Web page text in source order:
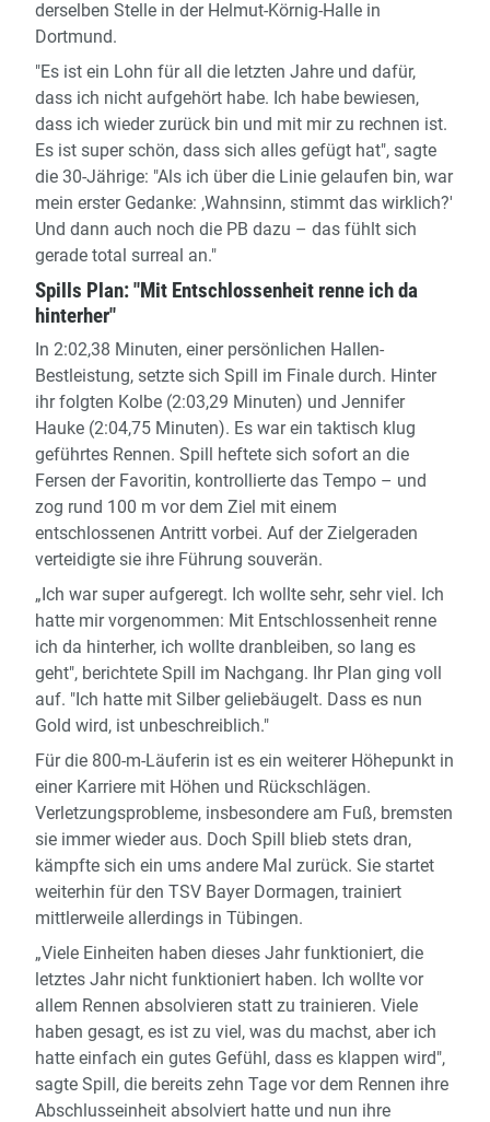
derselben Stelle in der Helmut-Körnig-Halle in
Dortmund.
"Es ist ein Lohn für all die letzten Jahre und dafür,
dass ich nicht aufgehört habe. Ich habe bewiesen,
dass ich wieder zurück bin und mit mir zu rechnen ist.
Es ist super schön, dass sich alles gefügt hat", sagte
die 30-Jährige: "Als ich über die Linie gelaufen bin, war
mein erster Gedanke: ‚Wahnsinn, stimmt das wirklich?'
Und dann auch noch die PB dazu – das fühlt sich
gerade total surreal an."
Spills Plan: "Mit Entschlossenheit renne ich da
hinterher"
In 2:02,38 Minuten, einer persönlichen Hallen-
Bestleistung, setzte sich Spill im Finale durch. Hinter
ihr folgten Kolbe (2:03,29 Minuten) und Jennifer
Hauke (2:04,75 Minuten). Es war ein taktisch klug
geführtes Rennen. Spill heftete sich sofort an die
Fersen der Favoritin, kontrollierte das Tempo – und
zog rund 100 m vor dem Ziel mit einem
entschlossenen Antritt vorbei. Auf der Zielgeraden
verteidigte sie ihre Führung souverän.
„Ich war super aufgeregt. Ich wollte sehr, sehr viel. Ich
hatte mir vorgenommen: Mit Entschlossenheit renne
ich da hinterher, ich wollte dranbleiben, so lang es
geht", berichtete Spill im Nachgang. Ihr Plan ging voll
auf. "Ich hatte mit Silber geliebäugelt. Dass es nun
Gold wird, ist unbeschreiblich."
Für die 800-m-Läuferin ist es ein weiterer Höhepunkt in
einer Karriere mit Höhen und Rückschlägen.
Verletzungsprobleme, insbesondere am Fuß, bremsten
sie immer wieder aus. Doch Spill blieb stets dran,
kämpfte sich ein ums andere Mal zurück. Sie startet
weiterhin für den TSV Bayer Dormagen, trainiert
mittlerweile allerdings in Tübingen.
„Viele Einheiten haben dieses Jahr funktioniert, die
letztes Jahr nicht funktioniert haben. Ich wollte vor
allem Rennen absolvieren statt zu trainieren. Viele
haben gesagt, es ist zu viel, was du machst, aber ich
hatte einfach ein gutes Gefühl, dass es klappen wird",
sagte Spill, die bereits zehn Tage vor dem Rennen ihre
Abschlusseinheit absolviert hatte und nun ihre